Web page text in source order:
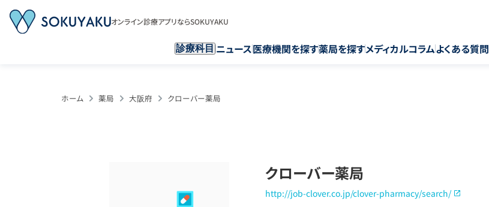
オンライン診療アプリならSOKUYAKU
診療科目 ニュース医療機関を探す薬局を探すメディカルコラムよくある質問
ホーム 薬局 大阪府 クローバー薬局
クローバー薬局
http://job-clover.co.jp/clover-pharmacy/search/